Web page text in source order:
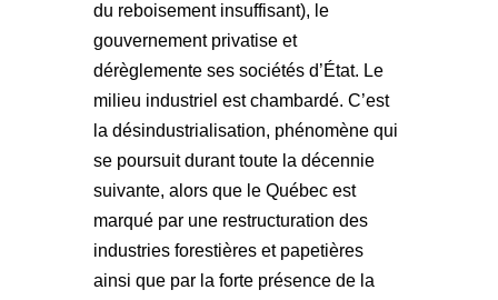
du reboisement insuffisant), le
gouvernement privatise et
dérèglemente ses sociétés d’État. Le
milieu industriel est chambardé. C’est
la désindustrialisation, phénomène qui
se poursuit durant toute la décennie
suivante, alors que le Québec est
marqué par une restructuration des
industries forestières et papetières
ainsi que par la forte présence de la